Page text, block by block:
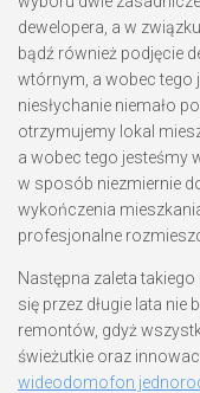
dewelopera, a w
bądź również podjęcie
wtórnym, a wobec tego
niesłychanie niemało
otrzymujemy lokal
a wobec tego jesteśmy
w sposób niezmiernie
wykończenia
profesjonalne
Następna zaleta
się przez długie lata nie
remontów, gdyż
świeżutkie oraz
wideodomofon